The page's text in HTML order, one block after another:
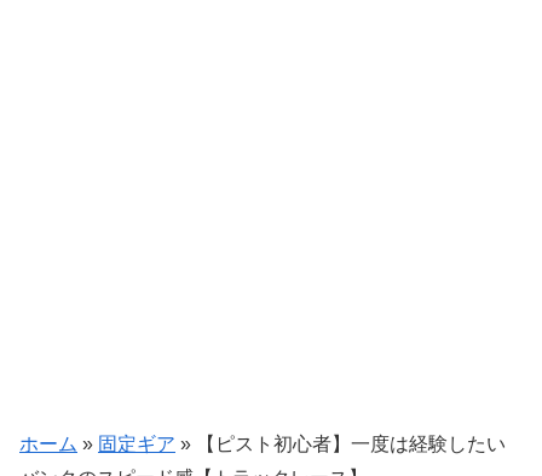
ホーム » 固定ギア » 【ピスト初心者】一度は経験したい